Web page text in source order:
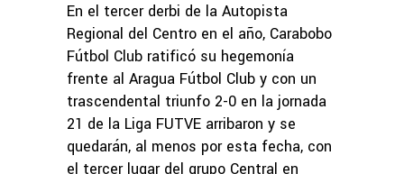
En el tercer derbi de la Autopista
Regional del Centro en el año, Carabobo
Fútbol Club ratificó su hegemonía
frente al Aragua Fútbol Club y con un
trascendental triunfo 2-0 en la jornada
21 de la Liga FUTVE arribaron y se
quedarán, al menos por esta fecha, con
el tercer lugar del grupo Central en